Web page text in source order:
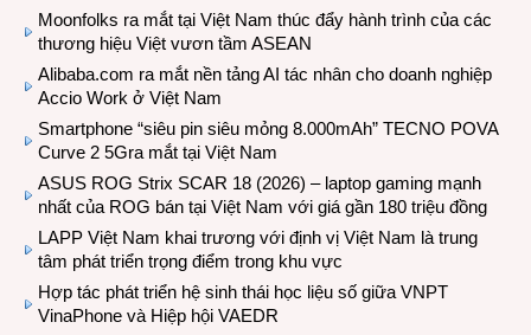
Moonfolks ra mắt tại Việt Nam thúc đẩy hành trình của các
thương hiệu Việt vươn tầm ASEAN
Alibaba.com ra mắt nền tảng AI tác nhân cho doanh nghiệp
Accio Work ở Việt Nam
Smartphone “siêu pin siêu mỏng 8.000mAh” TECNO POVA
Curve 2 5Gra mắt tại Việt Nam
ASUS ROG Strix SCAR 18 (2026) – laptop gaming mạnh
nhất của ROG bán tại Việt Nam với giá gần 180 triệu đồng
LAPP Việt Nam khai trương với định vị Việt Nam là trung
tâm phát triển trọng điểm trong khu vực
Hợp tác phát triển hệ sinh thái học liệu số giữa VNPT
VinaPhone và Hiệp hội VAEDR